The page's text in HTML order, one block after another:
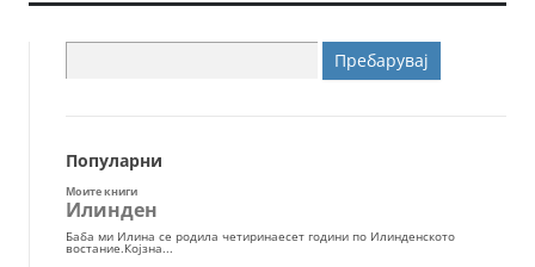
за:
Популарни